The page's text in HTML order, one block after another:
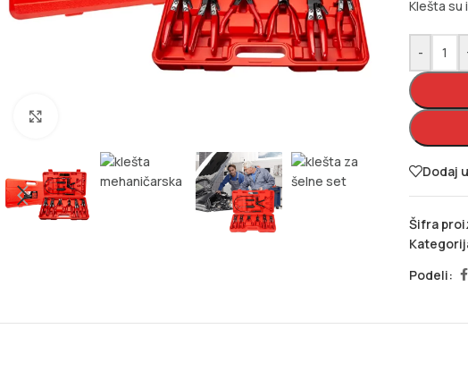
Klešta su
-
Dodaj
Šifra
Podeli: